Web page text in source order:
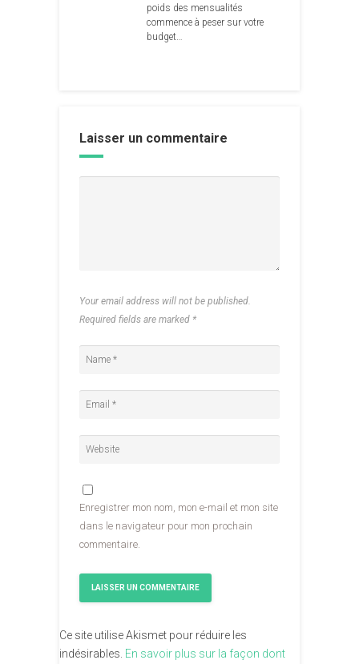
poids des mensualités
commence à peser sur votre
budget…
Laisser un commentaire
Your email address will not be published.
Required fields are marked *
Enregistrer mon nom, mon e-mail et mon site
dans le navigateur pour mon prochain
commentaire.
Ce site utilise Akismet pour réduire les
indésirables. En savoir plus sur la façon dont